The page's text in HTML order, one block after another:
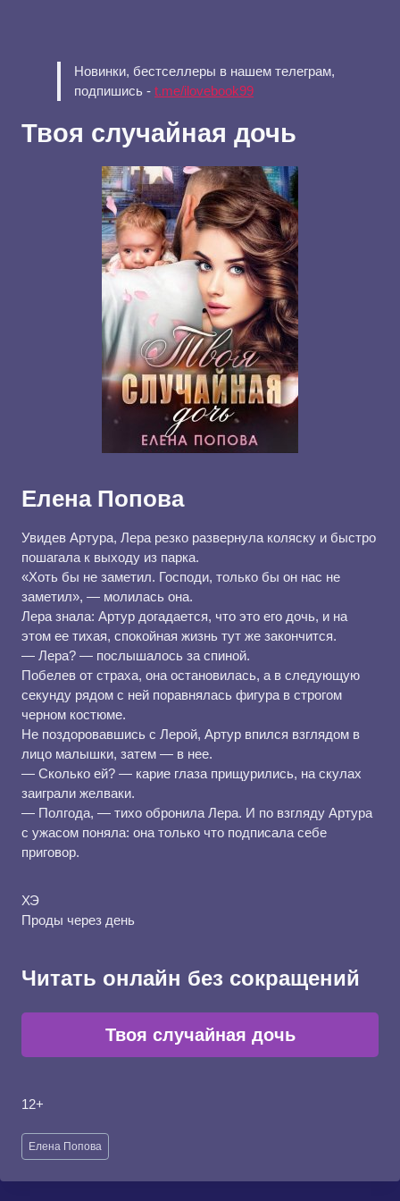
Новинки, бестселлеры в нашем телеграм,
подпишись - t.me/ilovebook99
Твоя случайная дочь
Елена Попова
Увидев Артура, Лера резко развернула коляску и быстро
пошагала к выходу из парка.
«Хоть бы не заметил. Господи, только бы он нас не
заметил», ― молилась она.
Лера знала: Артур догадается, что это его дочь, и на
этом ее тихая, спокойная жизнь тут же закончится.
― Лера? ― послышалось за спиной.
Побелев от страха, она остановилась, а в следующую
секунду рядом с ней поравнялась фигура в строгом
черном костюме.
Не поздоровавшись с Лерой, Артур впился взглядом в
лицо малышки, затем ― в нее.
― Сколько ей? ― карие глаза прищурились, на скулах
заиграли желваки.
― Полгода, ― тихо обронила Лера. И по взгляду Артура
с ужасом поняла: она только что подписала себе
приговор.
ХЭ
Проды через день
Читать онлайн без сокращений
Твоя случайная дочь
12+
Метки
записи:
Елена Попова